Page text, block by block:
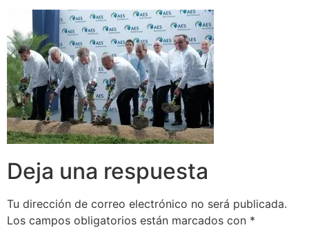
Deja una respuesta
Tu dirección de correo electrónico no será publicada.
Los campos obligatorios están marcados con *